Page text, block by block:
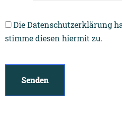
DieDatenschutzerklärung
stimme diesen hiermit zu.